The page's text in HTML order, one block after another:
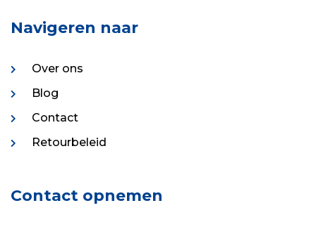
Navigeren naar
Over ons
Blog
Contact
Retourbeleid
Contact opnemen